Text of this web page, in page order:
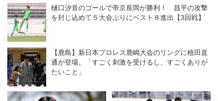
樋口汐音のゴールで帝京長岡が勝利！ 昌平の攻撃
を封じ込めて５大会ぶりにベスト８進出【3回戦】
【鹿島】新日本プロレス鹿嶋大会のリングに植田直
通が登場。「すごく刺激を受けるし、すごくありが
たいこと」